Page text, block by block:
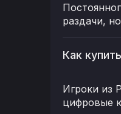
раздачи,
Как
Игроки из
цифровые